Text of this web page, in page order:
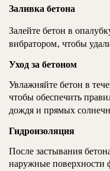
Заливка бетона
Залейте бетон в
вибратором‚ чтобы
Уход за бетоном
Увлажняйте бетон в
чтобы обеспечить
дождя и прямых
Гидроизоляция
После застывания
наружные поверхности